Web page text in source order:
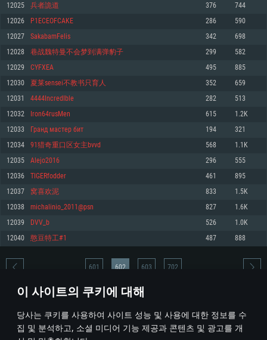
이 사이트의 쿠키에 대해
당사는 쿠키를 사용하여 사이트 성능 및 사용에 대한 정보를 수
집 및 분석하고, 소셜 미디어 기능 제공과 콘텐츠 및 광고를 개
최소사양
운영체제: Windows 10 (64 bit)
프로세서: 2.2 GHz 듀얼코어 이상
메모리: 4GB
그래픽 카드: DirectX 11 이상을 지원하는 AMD Radeon 77XX / NVIDIA
GeForce GT 660. 최소 사양 해상도: 720p
네트워크: 브로드밴드 인터넷
여유 저장 공간: 22.1 GB (최소 클라이언트)
권장 사양
570 혹은 그 이상
여유 저장 공간: 62.2 GB (전체 클라이언트)
최소사양
운영체제: Mac OS Big Sur 11.0
프로세서: 최소 2.2 GHz의 Core i5 (Intel Xeon 은 지원하지 않습니다)
메모리: 6 GB
그래픽 카드: Metal 을 지원하는 Intel Iris Pro 5200 (Mac), 혹은 이와 비슷한 성
능을 가지는 Mac 버전의 AMD/Nvidia. 최소 해상도: 720p
네트워크: 브로드밴드 인터넷
여유 저장 공간: 22.1 GB (최소 클라이언트)
권장 사양
네트워크: 브로드밴드 인터넷
여유 저장 공간: 62.2 GB (전체 클라이언트)
최소사양
운영체제: 64bit Linux 중 최신 버전
프로세서: 2.4 GHz 듀얼코어
메모리: 4 GB
그래픽 카드: Vulkan 을 지원하고, 최신 그래픽 드라이버를 지원하는 NVIDIA
660 (6개월 미만) 혹은 그와 동급의 성능을 가지며 최신 그래픽 드라이버를 지
원하는 AMD (6개월 미만; 최소사양 지원 해상도 720p)
네트워크: 브로드밴드 인터넷
여유 저장 공간: 22.1 GB (최소 클라이언트)
권장 사양
운영체제: Ubuntu 20.04 64bit
프로세서: Intel Core i7
메모리: 16 GB
그래픽 카드: Vulkan 을 지원하고, 최신 그래픽 드라이버를 지원하는 NVIDIA
1060 (6개월 미만) 혹은 그와 동급의 성능을 가지며 최신 그래픽 드라이버를
지원하는 AMD RX 570 (6개월 미만; 최소사양 지원 해상도 720p) 이상
여유 저장 공간: 62.2 GB (전체 클라이언트)
12025 兵者詭道 376 744
12026 P1ECEOFCAKE 286 590
12027 SakabamFelis 342 698
12028 巷战魏特曼不会梦到满弹豹子 299 582
12029 CYFXEA 495 885
12030 夏莱sensei不教书只育人 352 659
12031 4444IncredIble 282 513
12032 Iron64rusMen 615 1.2K
12033 Гранд мастер бит 194 321
12034 91猎奇重口区女主bvvd 568 1.1K
12035 Alejo2016 296 555
12036 TIGERfodder 461 895
12037 窝喜欢泥 833 1.5K
12038 michalinio_2011@psn 827 1.6K
12039 DVV_b 526 1.0K
12040 憨豆特工#1 487 888
* 순위표는 매일 1회 갱신됩니다
601 602 603 702